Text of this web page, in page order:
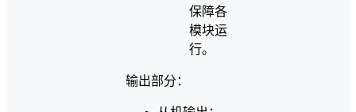
保障各
模块运
行。
输出部分：